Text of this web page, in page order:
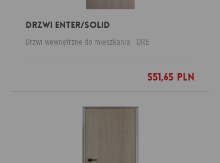
DRZWI ENTER/SOLID
Drzwi wewnętrzne do mieszkania DRE
551,65 PLN
Dodaj do ulubionych